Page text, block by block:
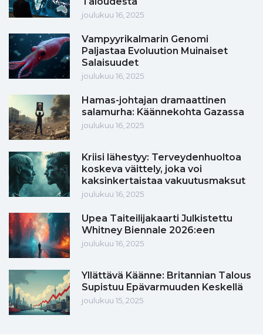
joulukuu 16, 2025
Vampyyrikalmarin Genomi
Paljastaa Evoluution Muinaiset
Salaisuudet
joulukuu 16, 2025
Hamas-johtajan dramaattinen
salamurha: Käännekohta Gazassa
joulukuu 16, 2025
Kriisi lähestyy: Terveydenhuoltoa
koskeva väittely, joka voi
kaksinkertaistaa vakuutusmaksut
joulukuu 16, 2025
Upea Taiteilijakaarti Julkistettu
Whitney Biennale 2026:een
joulukuu 16, 2025
Yllättävä Käänne: Britannian Talous
Supistuu Epävarmuuden Keskellä
joulukuu 15, 2025